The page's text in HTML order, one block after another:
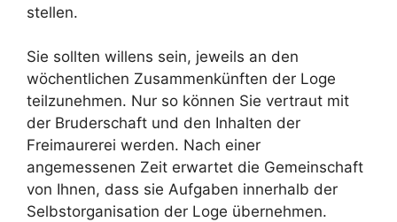
stellen.
Sie sollten willens sein, jeweils an den
wöchentlichen Zusammenkünften der Loge
teilzunehmen. Nur so können Sie vertraut mit
der Bruderschaft und den Inhalten der
Freimaurerei werden. Nach einer
angemessenen Zeit erwartet die Gemeinschaft
von Ihnen, dass sie Aufgaben innerhalb der
Selbstorganisation der Loge übernehmen.